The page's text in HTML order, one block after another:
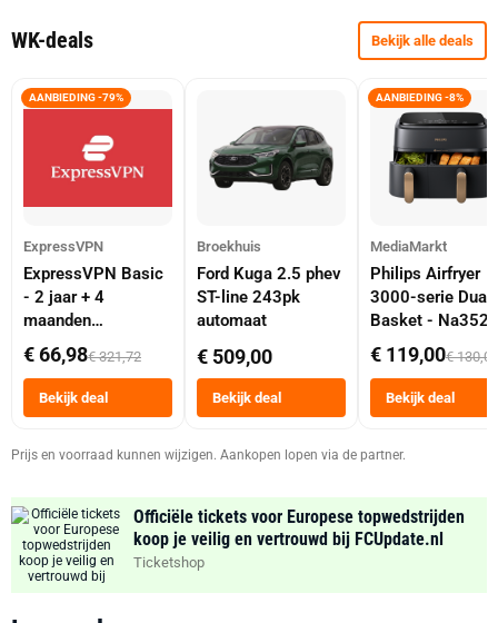
WK-deals Bekijk alle deals
AANBIEDING -79%
ExpressVPN
ExpressVPN Basic
- 2 jaar + 4
maanden
abonnement
€ 66,98€ 321,72
Bekijk deal
Broekhuis
Ford Kuga 2.5 phev
ST-line 243pk
automaat
€ 509,00
Bekijk deal
AANBIEDING -8%
MediaMarkt
Philips Airfryer
3000-serie Dual
Basket -
Dubbele Mand 9
Tot 6 Personen
Heteluchtfriteuse
Zwart
€ 119,00€ 130,00
Bekijk deal
Prijs en voorraad kunnen wijzigen. Aankopen lopen via de partner.
Officiële tickets voor Europese topwedstrijden
koop je veilig en vertrouwd bij FCUpdate.nl
Ticketshop